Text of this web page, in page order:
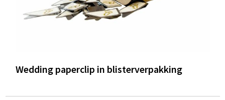
Wedding paperclip in blisterverpakking